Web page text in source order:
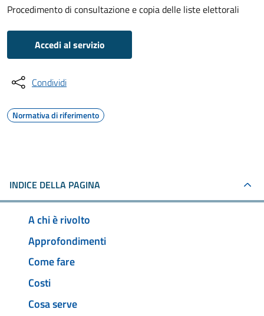
Procedimento di consultazione e copia delle liste elettorali
Accedi al servizio
Condividi
Normativa di riferimento
INDICE DELLA PAGINA
A chi è rivolto
Approfondimenti
Come fare
Costi
Cosa serve